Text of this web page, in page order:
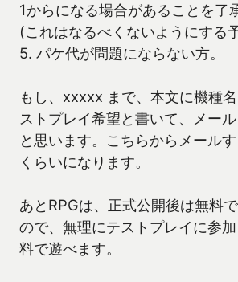
1からになる場合があることを了
(これはなるべくないようにする
5. パケ代が問題にならない方。
もし、xxxxx まで、本文に機種
ストプレイ希望と書いて、メー
と思います。こちらからメール
くらいになります。
あとRPGは、正式公開後は無料
ので、無理にテストプレイに参
料で遊べます。